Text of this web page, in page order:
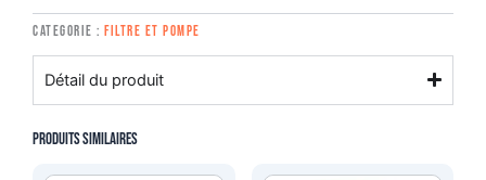
techniques
550
Categorie : Filtre et pompe
Détail du produit
Produits similaires